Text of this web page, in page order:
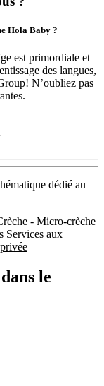
Hola Baby ?
est primordiale et
des langues,
N’oubliez pas
dédié au
- Micro-crèche
Services aux
le